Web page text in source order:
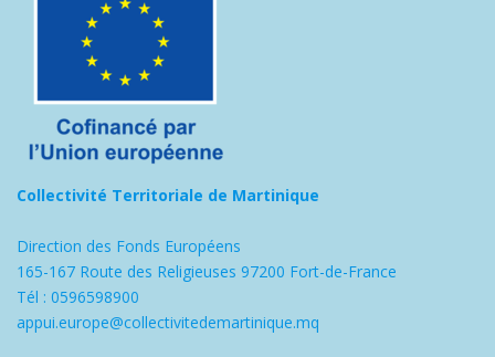
Collectivité Territoriale de Martinique
Direction des Fonds Européens
165-167 Route des Religieuses 97200 Fort-de-France
Tél : 0596598900
appui.europe@collectivitedemartinique.mq